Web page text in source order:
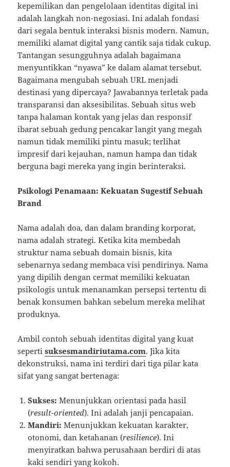
kepemilikan dan pengelolaan identitas digital ini
adalah langkah non-negosiasi. Ini adalah fondasi
dari segala bentuk interaksi bisnis modern. Namun,
memiliki alamat digital yang cantik saja tidak cukup.
Tantangan sesungguhnya adalah bagaimana
menyuntikkan “nyawa” ke dalam alamat tersebut.
Bagaimana mengubah sebuah URL menjadi
destinasi yang dipercaya? Jawabannya terletak pada
transparansi dan aksesibilitas. Sebuah situs web
tanpa halaman kontak yang jelas dan responsif
ibarat sebuah gedung pencakar langit yang megah
namun tidak memiliki pintu masuk; terlihat
impresif dari kejauhan, namun hampa dan tidak
berguna bagi mereka yang ingin berinteraksi.
Psikologi Penamaan: Kekuatan Sugestif Sebuah
Brand
Nama adalah doa, dan dalam branding korporat,
nama adalah strategi. Ketika kita membedah
struktur nama sebuah domain bisnis, kita
sebenarnya sedang membaca visi pendirinya. Nama
yang dipilih dengan cermat memiliki kekuatan
psikologis untuk menanamkan persepsi tertentu di
benak konsumen bahkan sebelum mereka melihat
produknya.
Ambil contoh sebuah identitas digital yang kuat
sepertisuksesmandiriutama.com. Jika kita
dekonstruksi, nama ini terdiri dari tiga pilar kata
sifat yang sangat bertenaga:
Sukses: Menunjukkan orientasi pada hasil
(result-oriented). Ini adalah janji pencapaian.
Mandiri: Menunjukkan kekuatan karakter,
otonomi, dan ketahanan (resilience). Ini
menyiratkan bahwa perusahaan berdiri di atas
kaki sendiri yang kokoh.